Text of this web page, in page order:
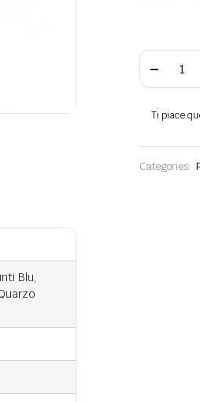
Blu,
piedras
quantità
Ti piace
Categories: